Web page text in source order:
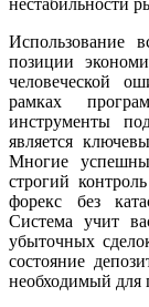
Использование
позиции
человеческой
рамках
инструменты
является
Многие
строгий
форекс без
Система учит
убыточных
состояние
необходимый для